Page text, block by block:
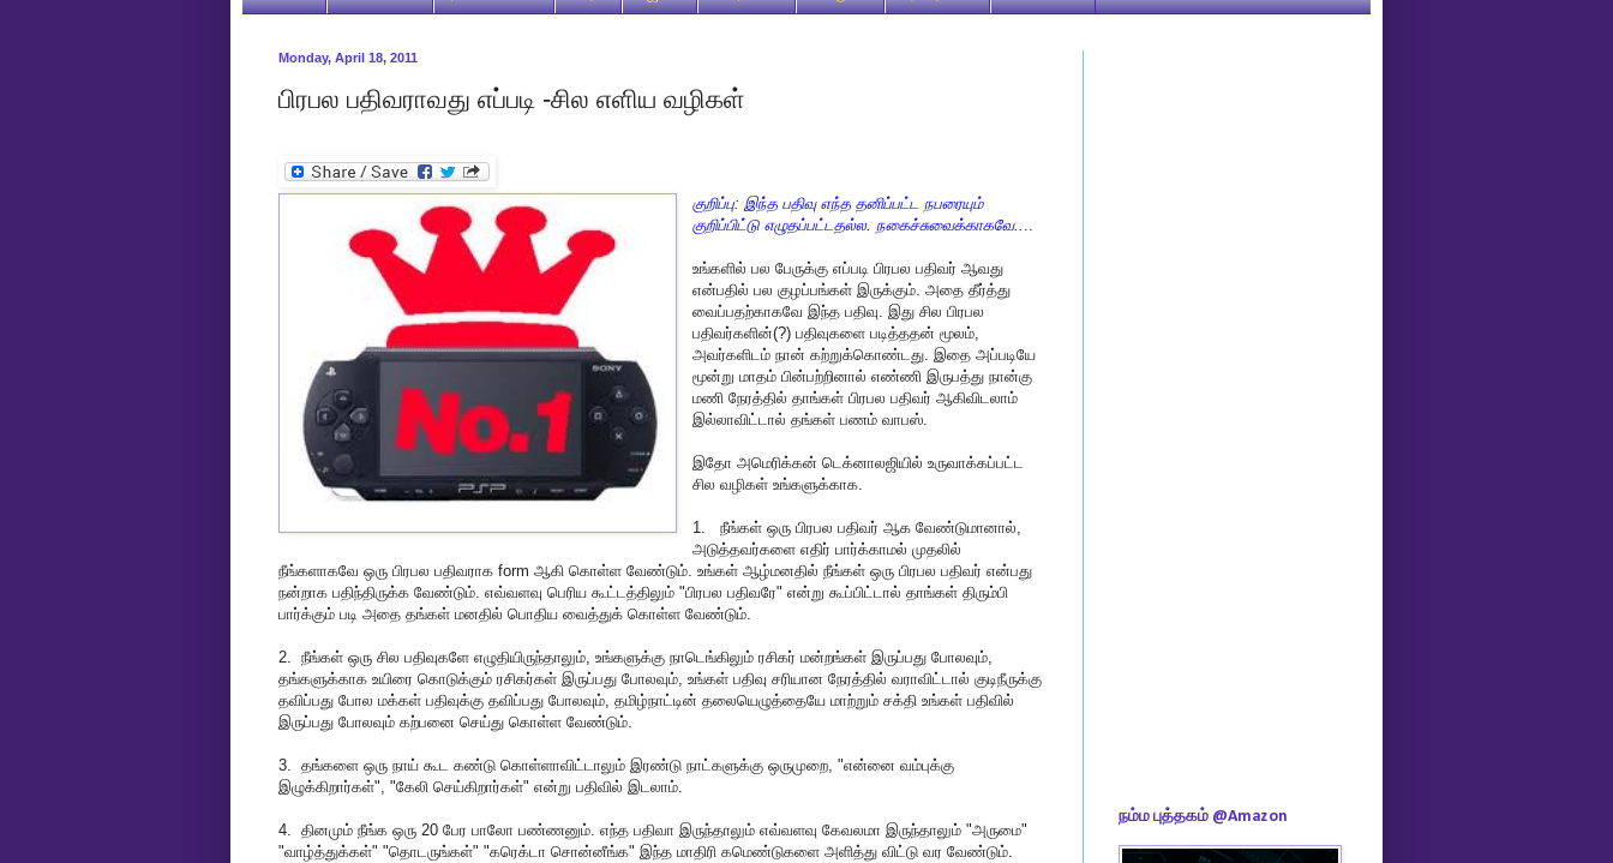
Monday, April 18, 2011
பிரபல பதிவராவது எப்படி -சில எளிய வழிகள்
குறிப்பு: இந்த பதிவு எந்த தனிப்பட்ட நபரையும்
குறிப்பிட்டு எழுதப்பட்டதல்ல. நகைச்சுவைக்காகவே.. ..
உங்களில் பல பேருக்கு எப்படி பிரபல பதிவர் ஆவது
என்பதில் பல குழப்பங்கள் இருக்கும். அதை தீர்த்து
வைப்பதற்காகவே இந்த பதிவு. இது சில பிரபல
பதிவர்களின்(?) பதிவுகளை படித்ததன் மூலம்,
அவர்களிடம் நான் கற்றுக்கொண்டது. இதை அப்படியே
மூன்று மாதம் பின்பற்றினால் எண்ணி இருபத்து நான்கு
மணி நேரத்தில் தாங்கள் பிரபல பதிவர் ஆகிவிடலாம்
இல்லாவிட்டால் தங்கள் பணம் வாபஸ்.
இதோ அமெரிக்கன் டெக்னாலஜியில் உருவாக்கப்பட்ட
சில வழிகள் உங்களுக்காக.
1. நீங்கள் ஒரு பிரபல பதிவர் ஆக வேண்டுமானால்,
அடுத்தவர்களை எதிர் பார்க்காமல் முதலில்
நீங்களாகவே ஒரு பிரபல பதிவராக form ஆகி கொள்ள வேண்டும். உங்கள் ஆழ்மனதில் நீங்கள் ஒரு பிரபல பதிவர் என்பது
நன்றாக பதிந்திருக்க வேண்டும். எவ்வளவு பெரிய கூட்டத்திலும் "பிரபல பதிவரே" என்று கூப்பிட்டால் தாங்கள் திரும்பி
பார்க்கும் படி அதை தங்கள் மனதில் பொதிய வைத்துக் கொள்ள வேண்டும்.
2. நீங்கள் ஒரு சில பதிவுகளே எழுதியிருந்தாலும், உங்களுக்கு நாடெங்கிலும் ரசிகர் மன்றங்கள் இருப்பது போலவும்,
தங்களுக்காக உயிரை கொடுக்கும் ரசிகர்கள் இருப்பது போலவும், உங்கள் பதிவு சரியான நேரத்தில் வராவிட்டால் குடிநீருக்கு
தவிப்பது போல மக்கள் பதிவுக்கு தவிப்பது போலவும், தமிழ்நாட்டின் தலையெழுத்தையே மாற்றும் சக்தி உங்கள் பதிவில்
இருப்பது போலவும் கற்பனை செய்து கொள்ள வேண்டும்.
3. தங்களை ஒரு நாய் கூட கண்டு கொள்ளாவிட்டாலும் இரண்டு நாட்களுக்கு ஒருமுறை, "என்னை வம்புக்கு
இழுக்கிறார்கள்", "கேலி செய்கிறார்கள்" என்று பதிவில் இடலாம்.
4. தினமும் நீங்க ஒரு 20 பேர பாலோ பண்ணனும். எந்த பதிவா இருந்தாலும் எவ்வளவு கேவலமா இருந்தாலும் "அருமை"
"வாழ்த்துக்கள்" "தொடருங்கள்" "கரெக்டா சொன்னீங்க" இந்த மாதிரி கமெண்டுகளை அளித்து விட்டு வர வேண்டும்.
நம்ம புத்தகம் @Amazon